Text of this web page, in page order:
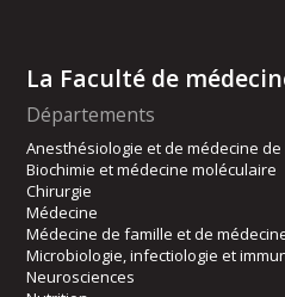
La Faculté de
Départements
Anesthésiologie et de médecine
Biochimie et médecine moléculaire
Chirurgie
Médecine
Médecine de famille et de
Microbiologie, infectiologie et
Neurosciences